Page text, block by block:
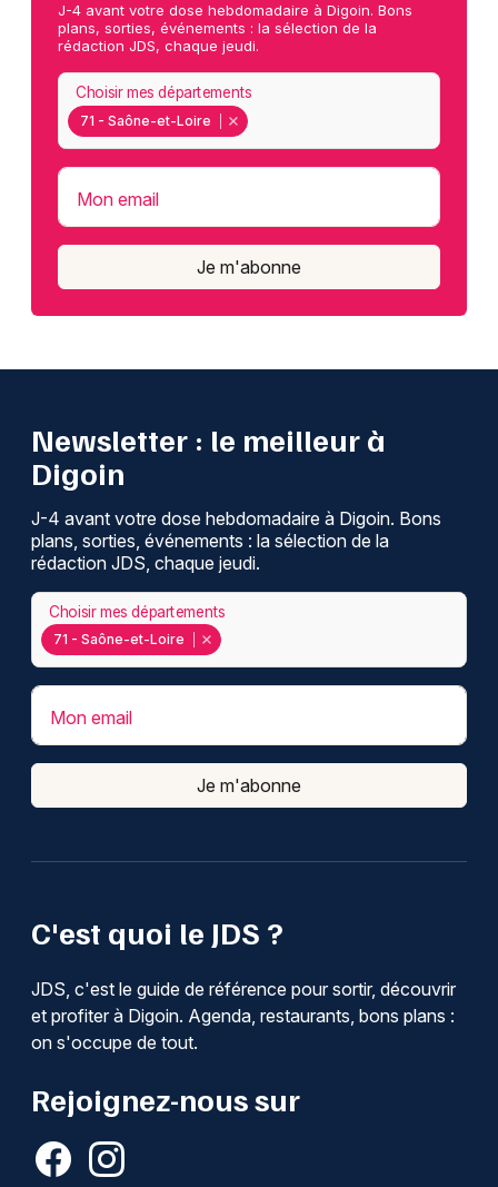
J-4 avant votre dose hebdomadaire à Digoin. Bons
plans, sorties, événements : la sélection de la
rédaction JDS, chaque jeudi.
71 - Saône-et-Loire
Choisir mes départements
Mon email
Je m'abonne
C'est quoi le JDS ?
JDS, c'est le guide de référence pour sortir, découvrir
et profiter à Digoin. Agenda, restaurants, bons plans :
on s'occupe de tout.
Rejoignez-nous sur
Newsletter : le meilleur à
Digoin
J-4 avant votre dose hebdomadaire à Digoin. Bons
plans, sorties, événements : la sélection de la
rédaction JDS, chaque jeudi.
71 - Saône-et-Loire
Choisir mes départements
Mon email
Je m'abonne